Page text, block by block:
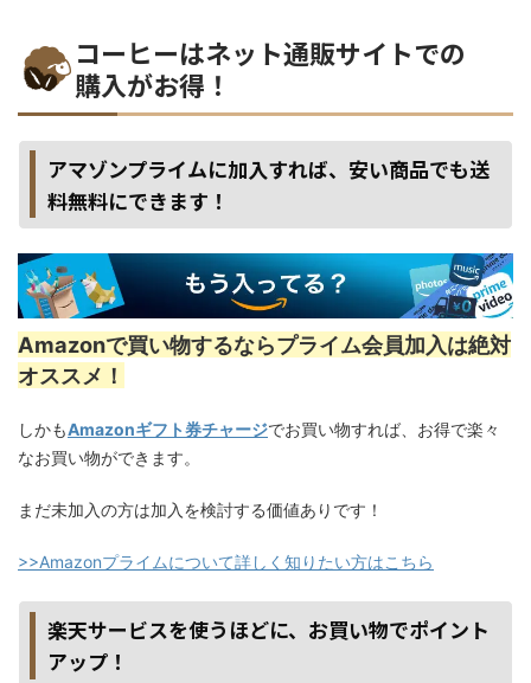
コーヒーはネット通販サイトでの
購入がお得！
アマゾンプライムに加入すれば、安い商品でも送
料無料にできます！
Amazonで買い物するならプライム会員加入は絶対
オススメ！
しかもAmazonギフト券チャージでお買い物すれば、お得で楽々
なお買い物ができます。
まだ未加入の方は加入を検討する価値ありです！
>>Amazonプライムについて詳しく知りたい方はこちら
楽天サービスを使うほどに、お買い物でポイント
アップ！